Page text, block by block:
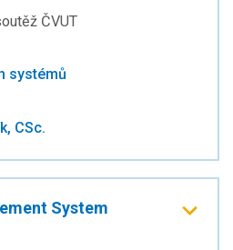
ČVUT
systémů
CSc.
System